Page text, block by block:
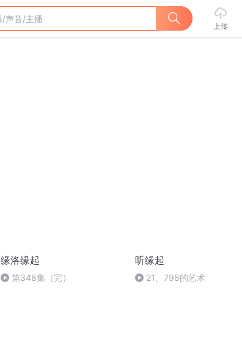
上传
缘洛缘起
第348集（完）
听缘起
21、798的艺术